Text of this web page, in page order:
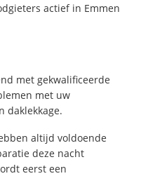
actief in Emmen
met gekwalificeerde
met uw
daklekkage.
altijd voldoende
deze nacht
eerst een